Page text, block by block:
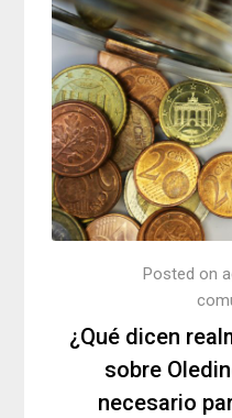
¿Qué dicen
sobre
necesario
Posted on